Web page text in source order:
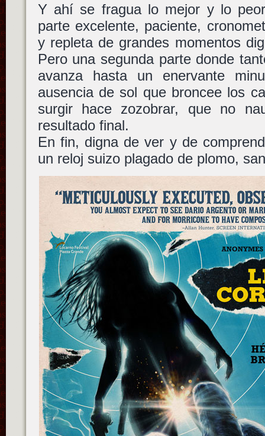
Y ahí se fragua lo mejor y lo
parte excelente, paciente,
y repleta de grandes momentos
Pero una segunda parte donde
avanza hasta un enervante
ausencia de sol que broncee los
surgir hace zozobrar, que no
resultado final.
En fin, digna de ver y de
un reloj suizo plagado de plomo,